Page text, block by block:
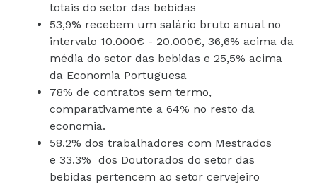
totais do setor das bebidas
53,9% recebem um salário bruto anual no
intervalo 10.000€ - 20.000€, 36,6% acima da
média do setor das bebidas e 25,5% acima
da Economia Portuguesa
78% de contratos sem termo,
comparativamente a 64% no resto da
economia.
58.2% dos trabalhadores com Mestrados
e 33.3% dos Doutorados do setor das
bebidas pertencem ao setor cervejeiro